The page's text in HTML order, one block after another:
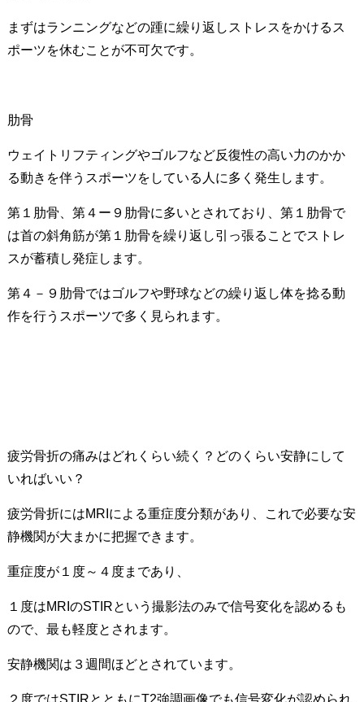
まずはランニングなどの踵に繰り返しストレスをかけるス
ポーツを休むことが不可欠です。
肋骨
ウェイトリフティングやゴルフなど反復性の高い力のかか
る動きを伴うスポーツをしている人に多く発生します。
第１肋骨、第４ー９肋骨に多いとされており、第１肋骨で
は首の斜角筋が第１肋骨を繰り返し引っ張ることでストレ
スが蓄積し発症します。
第４－９肋骨ではゴルフや野球などの繰り返し体を捻る動
作を行うスポーツで多く見られます。
疲労骨折の痛みはどれくらい続く？どのくらい安静にして
いればいい？
疲労骨折にはMRIによる重症度分類があり、これで必要な安
静機関が大まかに把握できます。
重症度が１度～４度まであり、
１度はMRIのSTIRという撮影法のみで信号変化を認めるも
ので、最も軽度とされます。
安静機関は３週間ほどとされています。
２度ではSTIRとともにT2強調画像でも信号変化が認められ